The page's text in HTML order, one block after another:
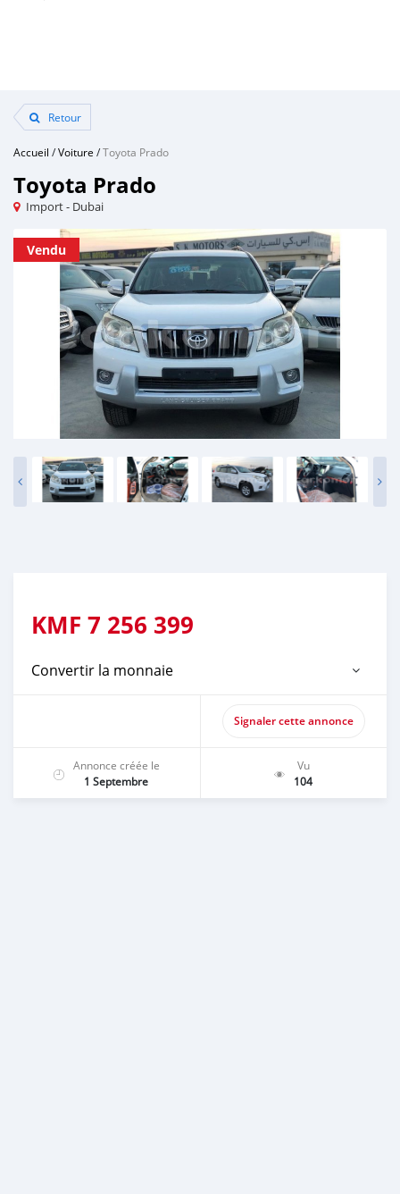
Retour
Accueil /Voiture /Toyota Prado
Toyota Prado
Import - Dubai
Vendu
Vendu
Vendu
Vendu
Vendu
Vendu
Vendu
Vendu
Vendu
Vendu
Vendu
Vendu
Vendu
Vendu
Vendu
Vendu
KMF 7 256 399
Convertir la monnaie
Signaler cette annonce
Annonce créée le
1 Septembre
Vu
104